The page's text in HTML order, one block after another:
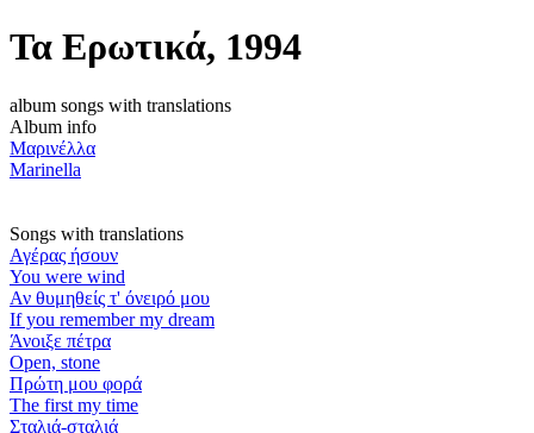
Τα Ερωτικά, 1994
album songs with translations
Album info
Μαρινέλλα
Marinella
Songs with translations
Αγέρας ήσουν
You were wind
Αν θυμηθείς τ' όνειρό μου
If you remember my dream
Άνοιξε πέτρα
Open, stone
Πρώτη μου φορά
The first my time
Σταλιά-σταλιά